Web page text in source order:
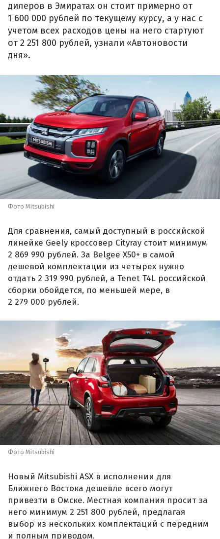
дилеров в Эмиратах он стоит примерно от
1 600 000 рублей по текущему курсу, а у нас с
учетом всех расходов цены на него стартуют
от 2 251 800 рублей, узнали «Автоновости
дня».
Фото Mitsubishi
Для сравнения, самый доступный в российской
линейке Geely кроссовер Cityray стоит минимум
2 869 990 рублей. За Belgee X50+ в самой
дешевой комплектации из четырех нужно
отдать 2 319 990 рублей, а Tenet T4L российской
сборки обойдется, по меньшей мере, в
2 279 000 рублей.
Фото Mitsubishi
Новый Mitsubishi ASX в исполнении для
Ближнего Востока дешевле всего могут
привезти в Омске. Местная компания просит за
него минимум 2 251 800 рублей, предлагая
выбор из нескольких комплектаций с передним
и полным приводом.